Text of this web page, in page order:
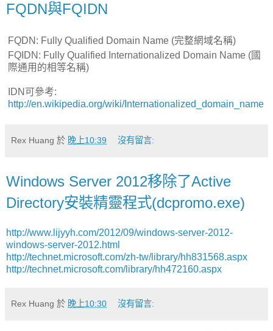
FQDN與FQIDN
FQDN: Fully Qualified Domain Name (完整網域名稱)
FQIDN: Fully Qualified Internationalized Domain Name (國
際通用的相等名稱)
IDN可參考:
http://en.wikipedia.org/wiki/Internationalized_domain_name
Rex Huang 於 晚上10:39 沒有留言:
Windows Server 2012移除了Active
Directory安裝精靈程式(dcpromo.exe)
http://www.lijyyh.com/2012/09/windows-server-2012-
windows-server-2012.html
http://technet.microsoft.com/zh-tw/library/hh831568.aspx
http://technet.microsoft.com/library/hh472160.aspx
Rex Huang 於 晚上10:30 沒有留言: